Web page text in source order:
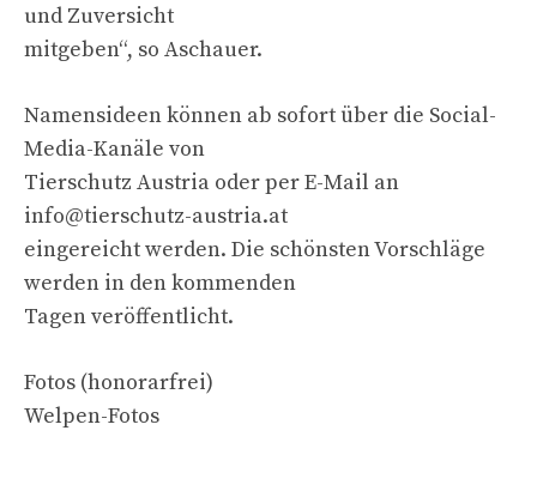
und Zuversicht
mitgeben“, so Aschauer.
Namensideen können ab sofort über die Social-
Media-Kanäle von
Tierschutz Austria oder per E-Mail an
info@tierschutz-austria.at
eingereicht werden. Die schönsten Vorschläge
werden in den kommenden
Tagen veröffentlicht.
Fotos (honorarfrei)
Welpen-Fotos